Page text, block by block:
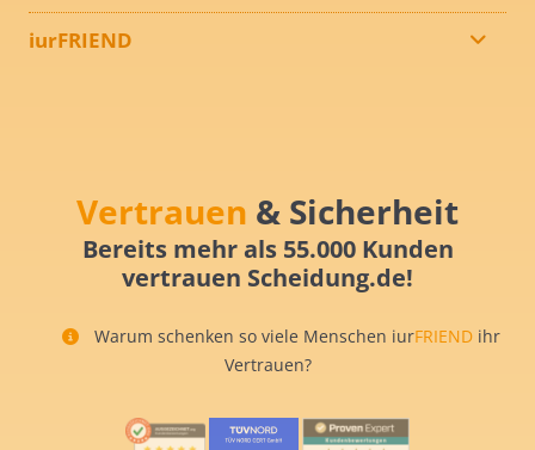
iurFRIEND
Vertrauen & Sicherheit
Bereits mehr als 55.000 Kunden
vertrauen Scheidung.de!
Warum schenken so viele Menschen iurFRIEND ihr
Vertrauen?